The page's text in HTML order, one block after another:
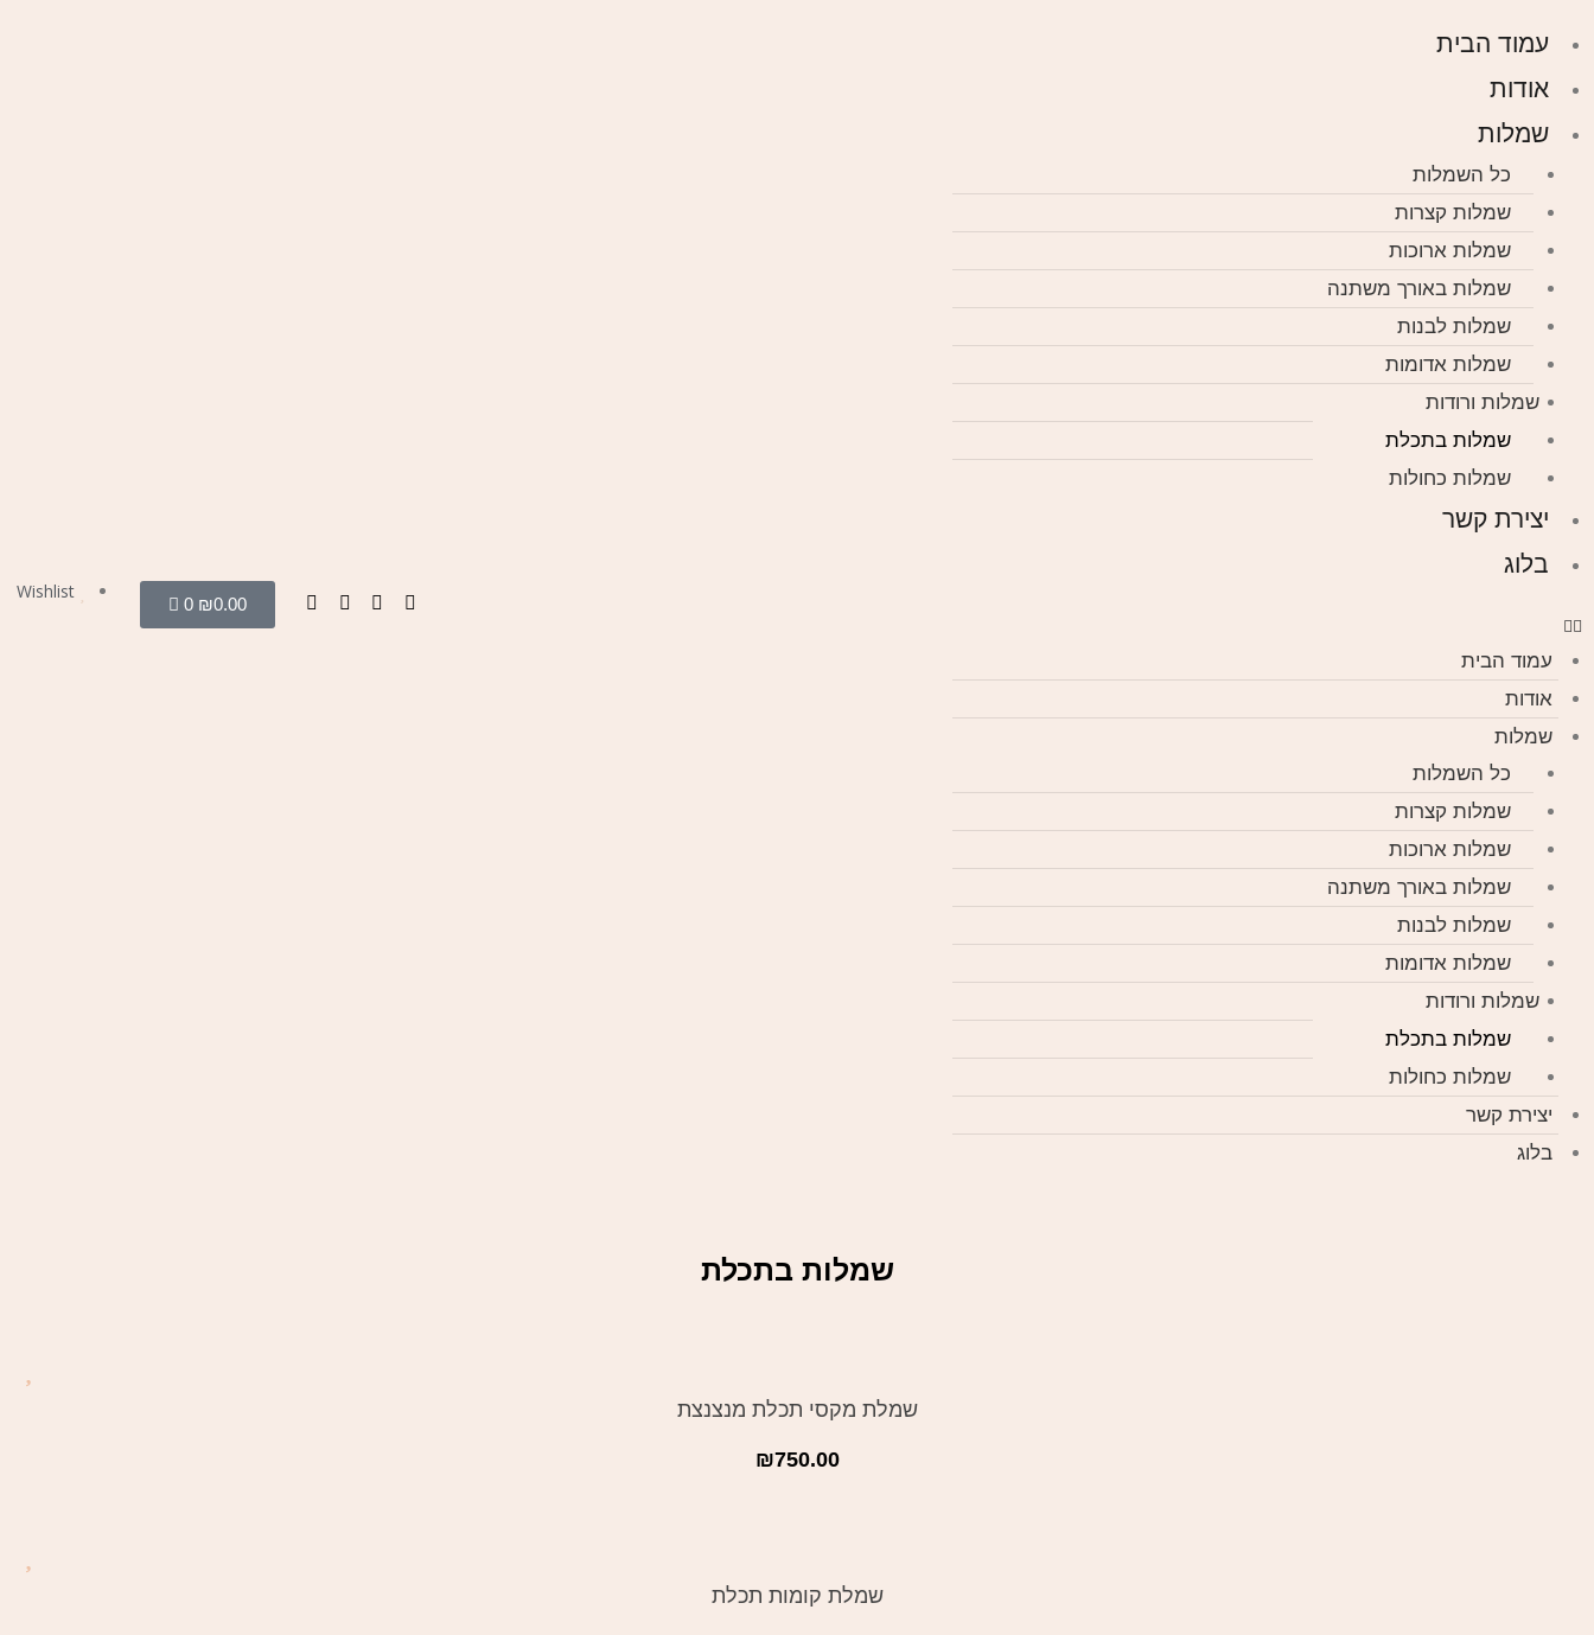
עמוד הבית
אודות
שמלות
כל השמלות
שמלות קצרות
שמלות ארוכות
שמלות באורך משתנה
שמלות לבנות
שמלות אדומות
שמלות ורודות
שמלות בתכלת
שמלות כחולות
יצירת קשר
בלוג
עמוד הבית
אודות
שמלות
כל השמלות
שמלות קצרות
שמלות ארוכות
שמלות באורך משתנה
שמלות לבנות
שמלות אדומות
שמלות ורודות
שמלות בתכלת
שמלות כחולות
יצירת קשר
בלוג
₪0.00
0
Wishlist
שמלות בתכלת
שמלת מקסי תכלת מנצנצת
₪750.00
שמלת קומות תכלת